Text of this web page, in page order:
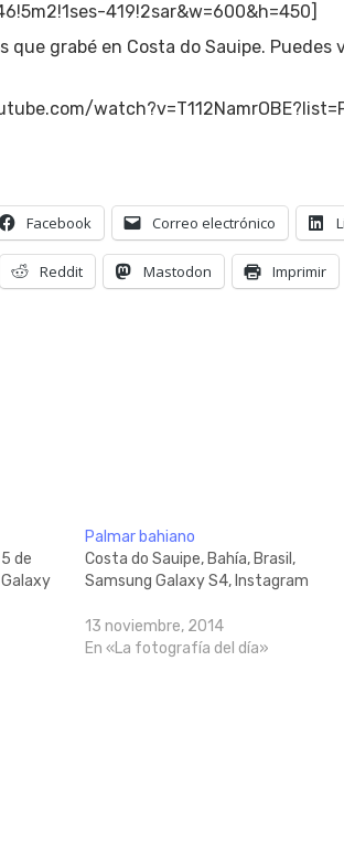
419!2sar&w=600&h=450]
que grabé en Costa do Sauipe.
Facebook Correo electrónico
Reddit Mastodon Imprimir
de
Palmar bahiano
Costa do Sauipe, Bahía, Brasil,
Samsung Galaxy S4, Instagram
13 noviembre, 2014
En «La fotografía del día»